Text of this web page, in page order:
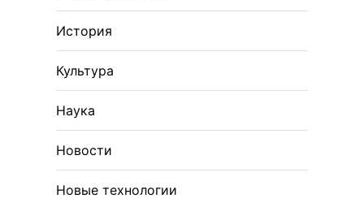
История
Культура
Наука
Новости
Новые технологии